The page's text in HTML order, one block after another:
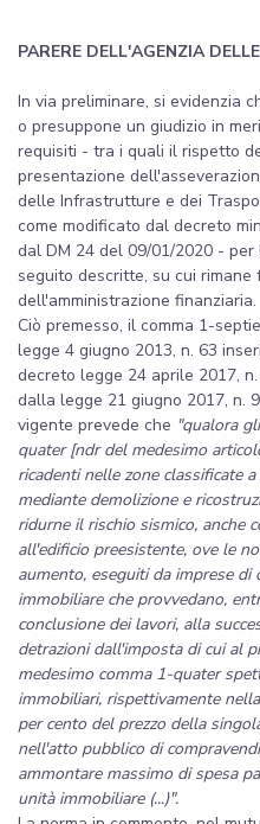
PARERE DELL'AGENZIA
In via preliminare, si evidenzia
o presuppone un giudizio in
requisiti - tra i quali il rispetto
presentazione
delle Infrastrutture e dei
come modificato dal decreto
dal DM 24 del 09/01/2020 -
seguito descritte, su cui
dell'amministrazione finanziaria.
Ciò premesso, il comma 1-
legge 4 giugno 2013, n. 63
decreto legge 24 aprile 2017,
dalla legge 21 giugno 2017, n.
vigente prevede che "qualora
quater [ndr del medesimo
ricadenti nelle zone classificate
mediante demolizione e
ridurne il rischio sismico, anche
all'edificio preesistente, ove le
aumento, eseguiti da imprese
immobiliare che provvedano,
conclusione dei lavori, alla
detrazioni dall'imposta di cui al
medesimo comma 1-quater
immobiliari, rispettivamente
per cento del prezzo della
nell'atto pubblico di
ammontare massimo di spesa
unità immobiliare (...)".